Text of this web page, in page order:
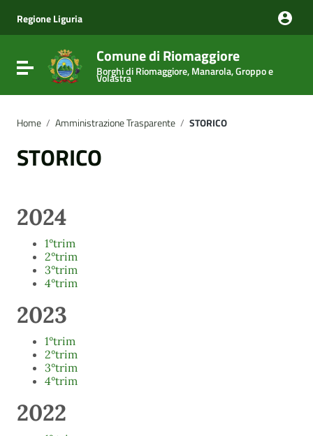
Vai al menu di navigazione
Vai al footer
Regione Liguria
Attiva / disattiva la navigazione
Comune di Riomaggiore
Borghi di Riomaggiore, Manarola, Groppo e
Volastra
Home / Amministrazione Trasparente / STORICO
STORICO
2024
1°trim
2°trim
3°trim
4°trim
2023
1°trim
2°trim
3°trim
4°trim
2022